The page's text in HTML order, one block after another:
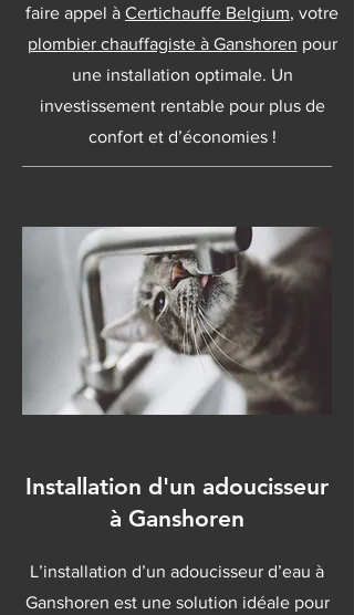
faire appel à Certichauffe Belgium, votre
plombier chauffagiste à Ganshoren pour
une installation optimale. Un
investissement rentable pour plus de
confort et d’économies !
Installation d'un adoucisseur
à Ganshoren
L’installation d’un adoucisseur d’eau à
Ganshoren est une solution idéale pour